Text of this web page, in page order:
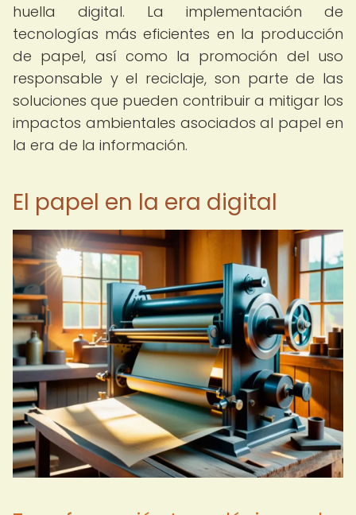
huella digital. La implementación de
tecnologías más eficientes en la producción
de papel, así como la promoción del uso
responsable y el reciclaje, son parte de las
soluciones que pueden contribuir a mitigar los
impactos ambientales asociados al papel en
la era de la información.
El papel en la era digital